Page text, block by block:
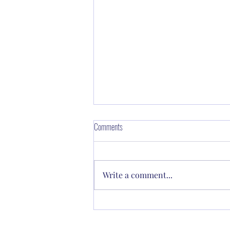
Vaikų dienos centrų konferencija “Vaikų
Comments
Write a comment...